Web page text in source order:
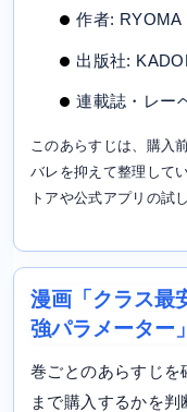
作者: RYOMA
出版社:
連載誌・レー
このあらすじは、購入
バレを抑えて整理して
トアや公式アプリの試
漫画「クラス最
強パラメーター
巻ごとのあらすじを
まで購入するかを判